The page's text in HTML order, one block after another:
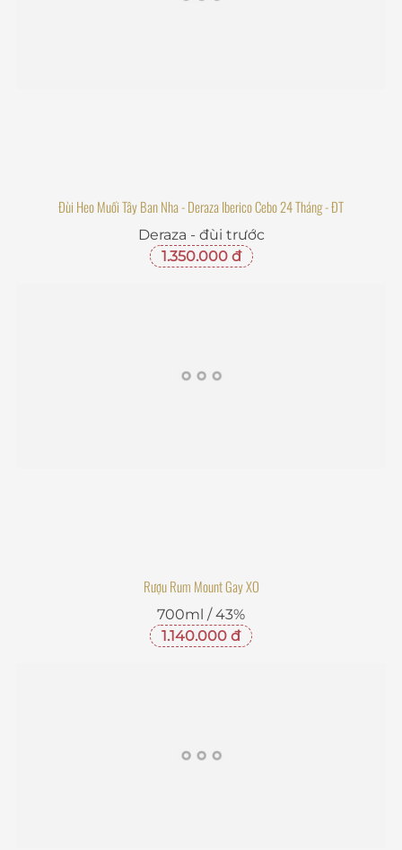
Đùi Heo Muối Tây Ban Nha - Deraza Iberico Cebo 24 Tháng - ĐT
Deraza - đùi trước
1.350.000 đ
Rượu Rum Mount Gay XO
700ml / 43%
1.140.000 đ